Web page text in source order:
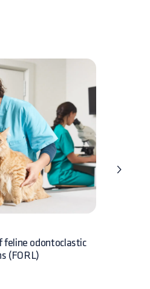
feline odontoclastic
(FORL)